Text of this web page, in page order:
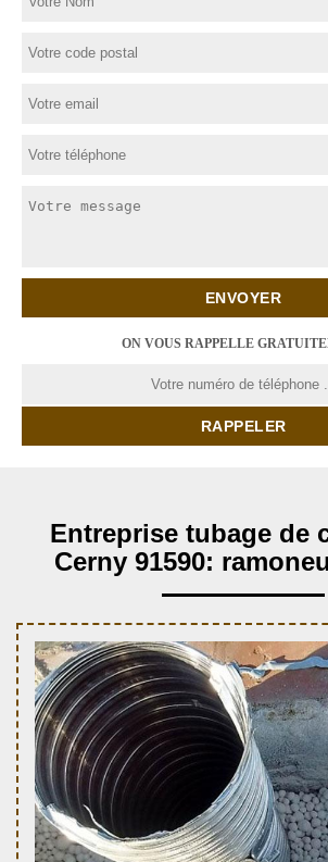
ON VOUS RAPPELLE
Entreprise tubage de
Cerny 91590: